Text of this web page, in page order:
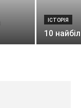
ІСТОРІЯ
10